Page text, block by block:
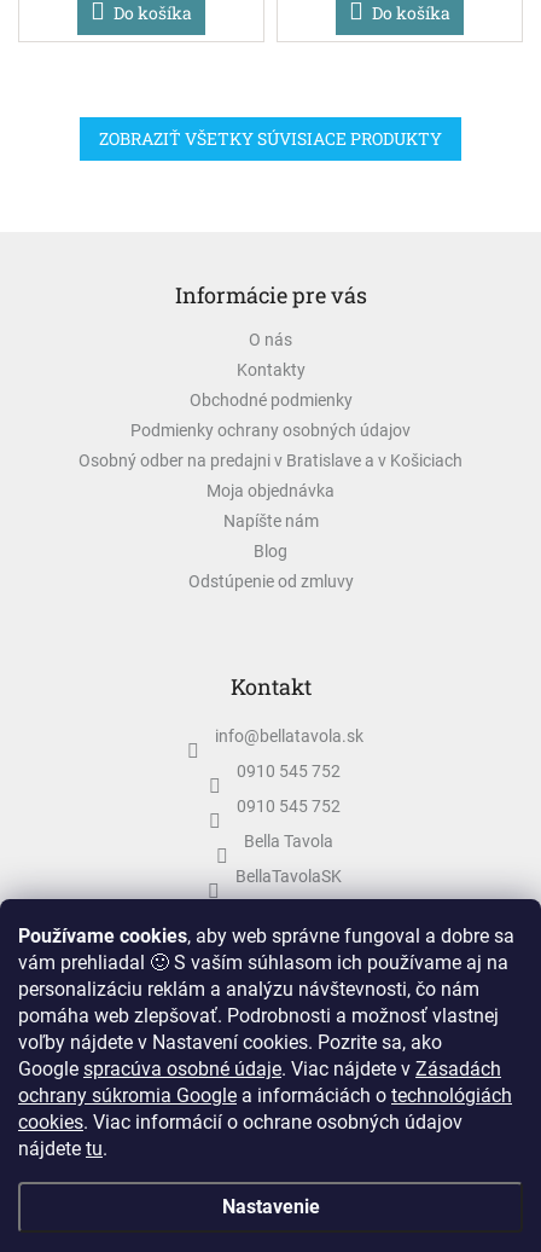
Používame cookies, aby web správne fungoval a dobre sa
vám prehliadal 🙂 S vaším súhlasom ich používame aj na
personalizáciu reklám a analýzu návštevnosti, čo nám
pomáha web zlepšovať. Podrobnosti a možnosť vlastnej
voľby nájdete v Nastavení cookies. Pozrite sa, ako
Google spracúva osobné údaje. Viac nájdete v Zásadách
ochrany súkromia Google a informáciách o technológiách
cookies. Viac informácií o ochrane osobných údajov
nájdete tu.
Nastavenie
Do košíka Do košíka
ZOBRAZIŤ VŠETKY SÚVISIACE PRODUKTY
Informácie pre vás
O nás
Kontakty
Obchodné podmienky
Podmienky ochrany osobných údajov
Osobný odber na predajni v Bratislave a v Košiciach
Moja objednávka
Napíšte nám
Blog
Odstúpenie od zmluvy
Kontakt
info@bellatavola.sk
0910 545 752
0910 545 752
Bella Tavola
BellaTavolaSK
Vytvoril Shoptet &